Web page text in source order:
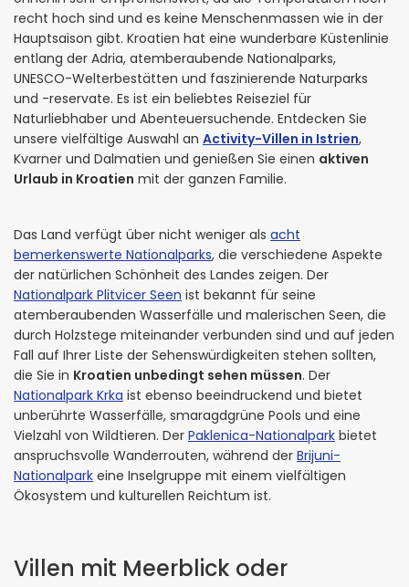
recht hoch sind und es keine Menschenmassen wie in der
Hauptsaison gibt. Kroatien hat eine wunderbare Küstenlinie
entlang der Adria, atemberaubende Nationalparks,
UNESCO-Welterbestätten und faszinierende Naturparks
und -reservate. Es ist ein beliebtes Reiseziel für
Naturliebhaber und Abenteuersuchende. Entdecken Sie
unsere vielfältige Auswahl an Activity-Villen in Istrien,
Kvarner und Dalmatien und genießen Sie einen aktiven
Urlaub in Kroatien mit der ganzen Familie.
Das Land verfügt über nicht weniger als acht
bemerkenswerte Nationalparks, die verschiedene Aspekte
der natürlichen Schönheit des Landes zeigen. Der
Nationalpark Plitvicer Seen ist bekannt für seine
atemberaubenden Wasserfälle und malerischen Seen, die
durch Holzstege miteinander verbunden sind und auf jeden
Fall auf Ihrer Liste der Sehenswürdigkeiten stehen sollten,
die Sie in Kroatien unbedingt sehen müssen. Der
Nationalpark Krka ist ebenso beeindruckend und bietet
unberührte Wasserfälle, smaragdgrüne Pools und eine
Vielzahl von Wildtieren. Der Paklenica-Nationalpark bietet
anspruchsvolle Wanderrouten, während der Brijuni-
Nationalpark eine Inselgruppe mit einem vielfältigen
Ökosystem und kulturellen Reichtum ist.
Villen mit Meerblick oder